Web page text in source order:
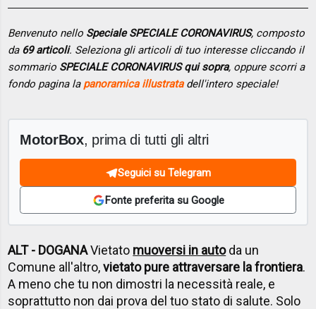
Benvenuto nello Speciale SPECIALE CORONAVIRUS, composto
da 69 articoli. Seleziona gli articoli di tuo interesse cliccando il
sommario SPECIALE CORONAVIRUS qui sopra, oppure scorri a
fondo pagina la panoramica illustratadell'intero speciale!
MotorBox, prima di tutti gli altri
Seguici su Telegram
Fonte preferita su Google
ALT - DOGANAVietato muoversi in autoda un
Comune all'altro,vietato pure attraversare la frontiera.
A meno che tu non dimostri la necessità reale, e
soprattutto non dai prova del tuo stato di salute. Solo